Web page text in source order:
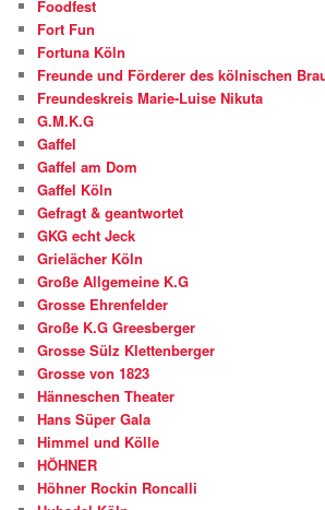
Foodfest
Fort Fun
Fortuna Köln
Freunde und Förderer des kölnischen
Freundeskreis Marie-Luise Nikuta
G.M.K.G
Gaffel
Gaffel am Dom
Gaffel Köln
Gefragt & geantwortet
GKG echt Jeck
Grielächer Köln
Große Allgemeine K.G
Grosse Ehrenfelder
Große K.G Greesberger
Grosse Sülz Klettenberger
Grosse von 1823
Hänneschen Theater
Hans Süper Gala
Himmel und Kölle
HÖHNER
Höhner Rockin Roncalli